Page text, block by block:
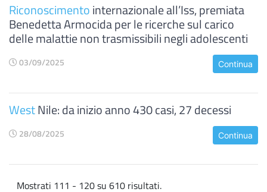
Riconoscimentointernazionale all’Iss, premiata
Benedetta Armocida per le ricerche sul carico
delle malattie non trasmissibili negli adolescenti
03/09/2025 Continua
WestNile: da inizio anno 430 casi, 27 decessi
28/08/2025 Continua
Mostrati 111 - 120 su 610 risultati.